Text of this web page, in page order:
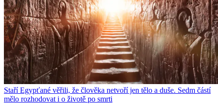
Staří Egypťané věřili, že člověka netvoří jen tělo a duše. Sedm částí
mělo rozhodovat i o životě po smrti